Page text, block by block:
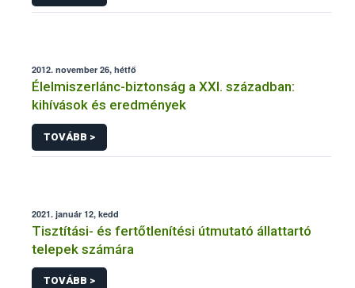
2012. november 26, hétfő
Élelmiszerlánc-biztonság a XXI. században:
kihívások és eredmények
TOVÁBB >
2021. január 12, kedd
Tisztítási- és fertőtlenítési útmutató állattartó
telepek számára
TOVÁBB >